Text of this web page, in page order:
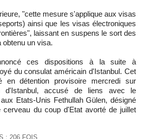
"cette mesure s'applique aux visas
ainsi que les visas électroniques
laissant en suspens le sort des
obtenu un visa.
ces dispositions à la suite à
du consulat américain d'Istanbul. Cet
en détention provisoire mercredi sur
d'Istanbul, accusé de liens avec le
Etats-Unis Fethullah Gülen, désigné
cerveau du coup d'Etat avorté de juillet
: 206 FOIS